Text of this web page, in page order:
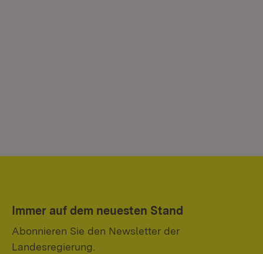
Immer auf dem neuesten Stand
Abonnieren Sie den Newsletter der
Landesregierung.